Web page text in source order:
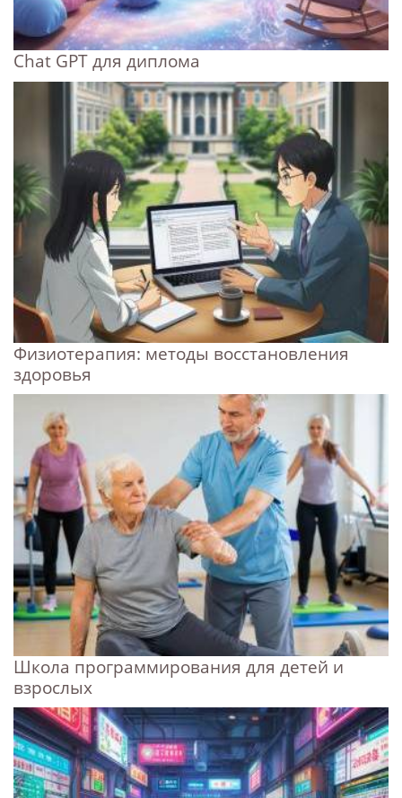
Chat GPT для диплома
Физиотерапия: методы восстановления
здоровья
Школа программирования для детей и
взрослых